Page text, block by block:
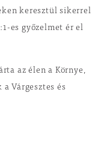
keresztül sikerrel
es győzelmet ér el
az élen a Környe,
Várgesztes és